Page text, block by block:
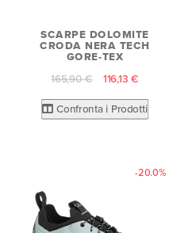
SCARPE DOLOMITE
CRODA NERA TECH
GORE-TEX
165,90 €
116,13 €
Confronta i Prodotti
-20.0%